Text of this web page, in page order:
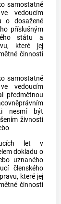
samostatně
vedoucím
o dosažené
příslušným
státu a
které jej
činnosti
samostatně
vedoucím
předmětnou
nesmí být
živnosti
let v
dokladu o
uznaného
členského
které jej
činnosti